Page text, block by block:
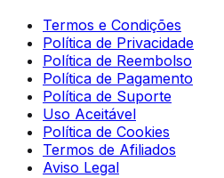
Termos e Condições
Política de Privacidade
Política de Reembolso
Política de Pagamento
Política de Suporte
Uso Aceitável
Política de Cookies
Termos de Afiliados
Aviso Legal